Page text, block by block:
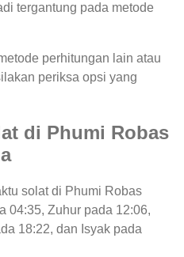
tergantung pada metode
perhitungan lain atau
periksa opsi yang
di Phumi Robas
solat di Phumi Robas
04:35, Zuhur pada 12:06,
18:22, dan Isyak pada